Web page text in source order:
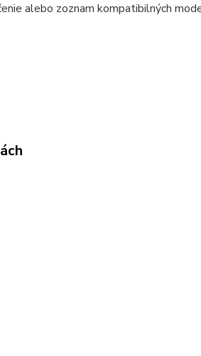
alebo zoznam kompatibilných